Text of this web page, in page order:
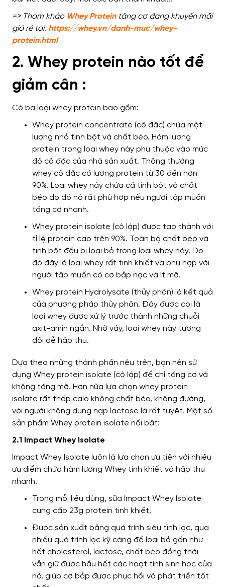
=> Tham khảo Whey Proteintăng cơ đang khuyến mãi
giá rẻ tại: https://whey.vn/danh-muc/whey-
protein.html
2. Whey protein nào tốt để
giảm cân :
Có ba loại whey protein bao gồm:
Whey protein concentrate (cô đặc) chứa một
lượng nhỏ tinh bột và chất béo. Hàm lượng
protein trong loại whey này phụ thuộc vào mức
độ cô đặc của nhà sản xuất. Thông thường
whey cô đặc có lượng protein từ 30 đến hơn
90%. Loại whey này chứa cả tinh bột và chất
béo do đó nó rất phù hợp nếu người tập muốn
tăng cơ nhanh.
Whey protein isolate (cô lập) được tạo thành với
tỉ lệ protein cao trên 90%. Toàn bộ chất béo và
tinh bột đều bị loại bỏ trong loại whey này. Do
đó đây là loại whey rất tinh khiết và phù hợp với
người tập muốn có cơ bắp nạc và ít mỡ.
Whey protein Hydrolysate (thủy phân) là kết quả
của phương pháp thủy phân. Đây được coi là
loại whey được xử lý trước thành những chuỗi
axit-amin ngắn. Nhờ vậy, loại whey này tương
đối dễ hấp thu.
Dựa theo những thành phần nêu trên, bạn nên sử
dụng Whey protein isolate (cô lập) để chỉ tăng cơ và
không tăng mỡ. Hơn nữa lựa chọn whey protein
isolate rất thấp calo không chất béo, không đường,
với người không dung nạp lactose là rất tuyệt. Một số
sản phẩm Whey protein isolate nổi bật:
2.1 Impact Whey Isolate
Impact Whey Isolate luôn là lựa chọn ưu tiên với nhiều
ưu điểm chứa hàm lượng Whey tinh khiết và hấp thụ
nhanh.
Trong mỗi liều dùng, sữa Impact Whey Isolate
cung cấp 23g protein tinh khiết,
Được sản xuất bằng quá trình siêu tinh lọc, qua
nhiều quá trình lọc kỹ càng để loại bỏ gần như
hết cholesterol, lactose, chất béo đồng thời
vẫn giữ được hầu hết các hoạt tính sinh học của
nó, giúp cơ bắp được phục hồi và phát triển tốt